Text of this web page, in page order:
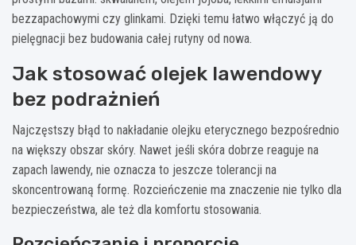
bezzapachowymi czy glinkami. Dzięki temu łatwo włączyć ją do
pielęgnacji bez budowania całej rutyny od nowa.
Jak stosować olejek lawendowy
bez podrażnień
Najczęstszy błąd to nakładanie olejku eterycznego bezpośrednio
na większy obszar skóry. Nawet jeśli skóra dobrze reaguje na
zapach lawendy, nie oznacza to jeszcze tolerancji na
skoncentrowaną formę. Rozcieńczenie ma znaczenie nie tylko dla
bezpieczeństwa, ale też dla komfortu stosowania.